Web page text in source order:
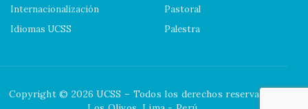
Internacionalización
Idiomas UCSS
Pastoral
Palestra
Copyright © 2026 UCSS – Todos los derechos reservados.